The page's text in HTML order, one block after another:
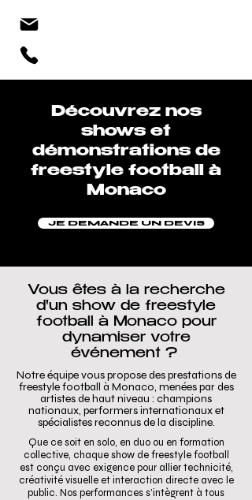
Découvrez nos
shows et
démonstrations de
freestyle football à
Monaco
JE DEMANDE UN DEVIS
Vous êtes à la recherche
d'un show de freestyle
football à Monaco pour
dynamiser votre
événement ?
Notre équipe vous propose des prestations de
freestyle football à Monaco, menées par des
artistes de haut niveau : champions
nationaux, performers internationaux et
spécialistes reconnus de la discipline.
Que ce soit en solo, en duo ou en formation
collective, chaque show de freestyle football
est conçu avec exigence pour allier technicité,
créativité visuelle et interaction directe avec le
public. Nos performances s’intègrent à tous